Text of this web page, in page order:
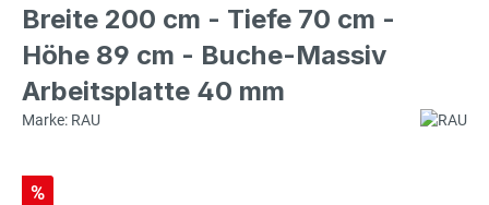
Breite 200 cm - Tiefe 70 cm -
Höhe 89 cm - Buche-Massiv
Arbeitsplatte 40 mm
Marke: RAU
%